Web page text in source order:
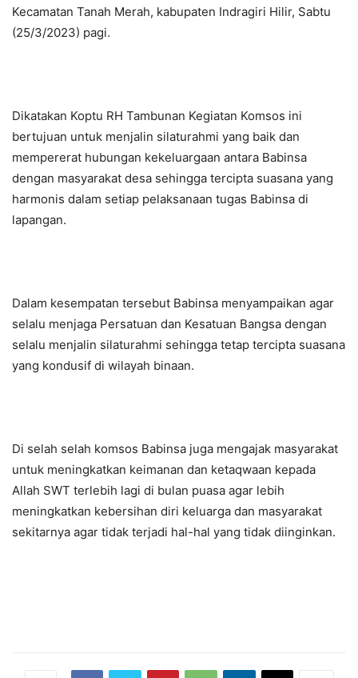
Kecamatan Tanah Merah, kabupaten Indragiri Hilir, Sabtu
(25/3/2023) pagi.
Dikatakan Koptu RH Tambunan Kegiatan Komsos ini
bertujuan untuk menjalin silaturahmi yang baik dan
mempererat hubungan kekeluargaan antara Babinsa
dengan masyarakat desa sehingga tercipta suasana yang
harmonis dalam setiap pelaksanaan tugas Babinsa di
lapangan.
Dalam kesempatan tersebut Babinsa menyampaikan agar
selalu menjaga Persatuan dan Kesatuan Bangsa dengan
selalu menjalin silaturahmi sehingga tetap tercipta suasana
yang kondusif di wilayah binaan.
Di selah selah komsos Babinsa juga mengajak masyarakat
untuk meningkatkan keimanan dan ketaqwaan kepada
Allah SWT terlebih lagi di bulan puasa agar lebih
meningkatkan kebersihan diri keluarga dan masyarakat
sekitarnya agar tidak terjadi hal-hal yang tidak diinginkan.